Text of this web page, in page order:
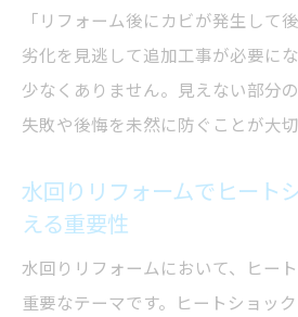
「リフォーム後にカビが発生して
劣化を見逃して追加工事が必要に
少なくありません。見えない部分
失敗や後悔を未然に防ぐことが大切
水回りリフォームでヒート
える重要性
水回りリフォームにおいて、ヒー
重要なテーマです。ヒートショッ